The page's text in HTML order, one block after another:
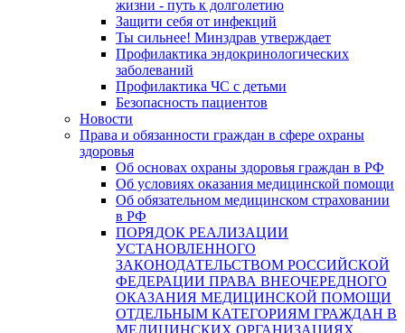
жизни - путь к долголетию
Защити себя от инфекций
Ты сильнее! Минздрав утверждает
Профилактика эндокринологических
заболеваний
Профилактика ЧС с детьми
Безопасность пациентов
Новости
Права и обязанности граждан в сфере охраны
здоровья
Об основах охраны здоровья граждан в РФ
Об условиях оказания медицинской помощи
Об обязательном медицинском страховании
в РФ
ПОРЯДОК РЕАЛИЗАЦИИ
УСТАНОВЛЕННОГО
ЗАКОНОДАТЕЛЬСТВОМ РОССИЙСКОЙ
ФЕДЕРАЦИИ ПРАВА ВНЕОЧЕРЕДНОГО
ОКАЗАНИЯ МЕДИЦИНСКОЙ ПОМОЩИ
ОТДЕЛЬНЫМ КАТЕГОРИЯМ ГРАЖДАН В
МЕДИЦИНСКИХ ОРГАНИЗАЦИЯХ,